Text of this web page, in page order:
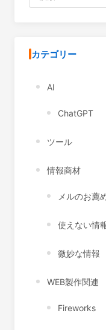
カテゴリー
AI
ChatGPT
ツール
情報商材
メルのお薦
使えない情
微妙な情報
WEB製作関連
Fireworks